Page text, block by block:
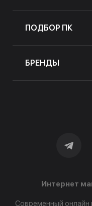
ПОДБОР ПК
БРЕНДЫ
Интернет
Современный онлайн